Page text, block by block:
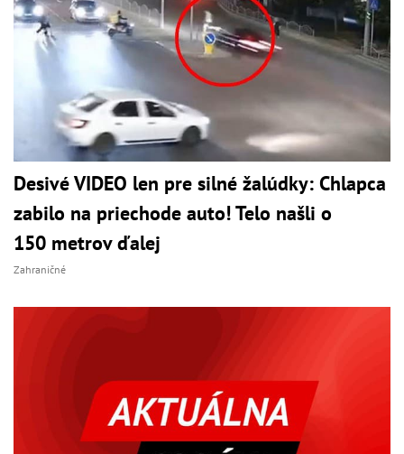
Desivé VIDEO len pre silné žalúdky: Chlapca
zabilo na priechode auto! Telo našli o
150 metrov ďalej
Zahraničné